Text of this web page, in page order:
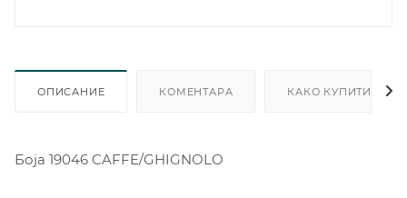
ОПИСАНИЕ КОМЕНТАРА КАКО КУПИТИ
Боја 19046 CAFFE/GHIGNOLO